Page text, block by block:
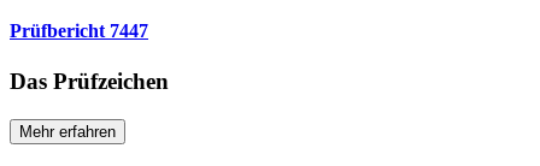
Prüfbericht 7447
Das Prüfzeichen
Mehr erfahren